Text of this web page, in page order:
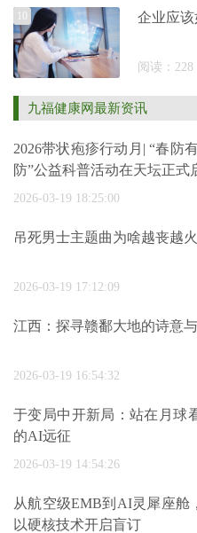
企业应
阅读：228
九福健康网最新资讯
2026带状疱疹行动月| “春防
防”公益科普活动在天坛正式
2026-03-19 18:25:00
吊死男士主题曲为啥越丧越
2026-03-19 17:12:09
江西：探寻赣鄱大地的诗意
2026-03-19 16:54:32
于变局中开新局：站在月球
的AI远征
2026-03-19 14:54:26
从航空级EMB到AI灵犀座舱
以硬核技术开启盲订